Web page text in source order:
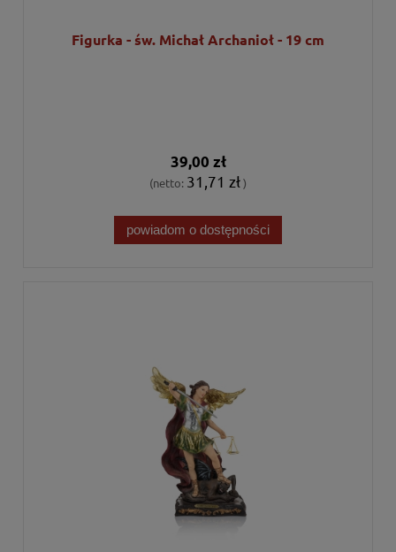
Figurka - św. Michał Archanioł - 19 cm
39,00 zł
(netto: 31,71 zł)
powiadom o dostępności